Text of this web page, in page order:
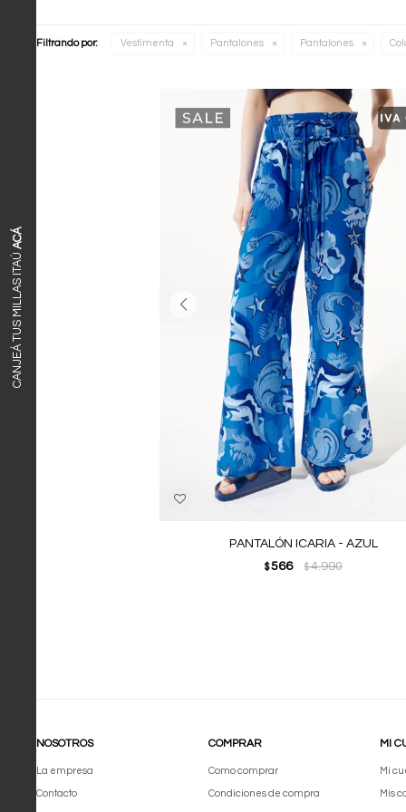
CANJEÁ TUS MILLAS ITAÚ
ACÁ
Filtrando por: Vestimenta Pantalones Pantalones
PANTALÓN ICARIA - AZUL
$566 $4.990
NOSOTROS
La empresa
Contacto
COMPRAR
Como comprar
Condiciones de compra
MI
Mi
Mis